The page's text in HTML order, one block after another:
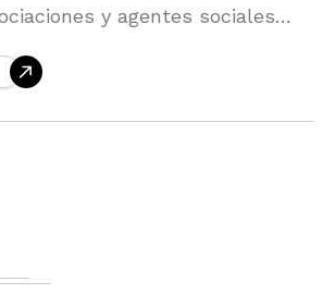
y agentes sociales